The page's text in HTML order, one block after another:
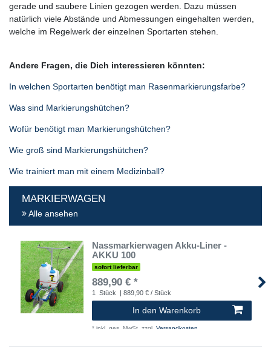
gerade und saubere Linien gezogen werden. Dazu müssen
natürlich viele Abstände und Abmessungen eingehalten werden,
welche im Regelwerk der einzelnen Sportarten stehen.
Andere Fragen, die Dich interessieren könnten:
In welchen Sportarten benötigt man Rasenmarkierungsfarbe?
Was sind Markierungshütchen?
Wofür benötigt man Markierungshütchen?
Wie groß sind Markierungshütchen?
Wie trainiert man mit einem Medizinball?
MARKIERWAGEN
Alle ansehen
Nassmarkierwagen Akku-Liner -
AKKU 100
sofort lieferbar
889,90 € *
1 Stück | 889,90 € / Stück
In den Warenkorb
* inkl. ges. MwSt. zzgl. Versandkosten